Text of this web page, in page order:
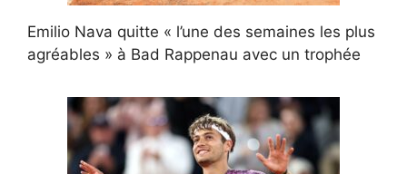
Emilio Nava quitte « l’une des semaines les plus
agréables » à Bad Rappenau avec un trophée